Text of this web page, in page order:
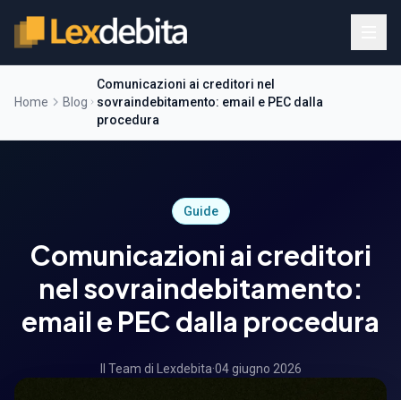
Home Blog
Comunicazioni ai creditori nel
sovraindebitamento: email e PEC dalla
procedura
Guide
Comunicazioni ai creditori
nel sovraindebitamento:
email e PEC dalla procedura
Il Team di Lexdebita·04 giugno 2026